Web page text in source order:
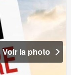
Voir la photo